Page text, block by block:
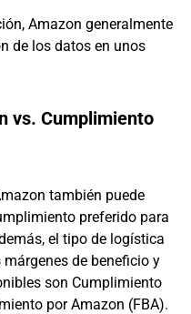
Amazon generalmente
de los datos en unos
vs. Cumplimiento
también puede
preferido para
el tipo de logística
de beneficio y
son Cumplimiento
por Amazon (FBA).